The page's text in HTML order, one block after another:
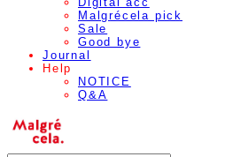
Malgrécela pick
Sale
Good bye
Journal
Help
NOTICE
Q&A